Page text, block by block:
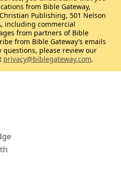
from Bible Gateway,
Publishing, 501 Nelson
including commercial
from partners of Bible
from Bible Gateway’s emails
questions, please review our
privacy@biblegateway.com.